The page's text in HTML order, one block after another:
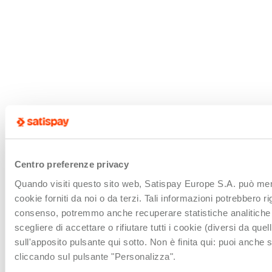
Centro preferenze privacy
Quando visiti questo sito web, Satispay Europe S.A. può
cookie forniti da noi o da terzi. Tali informazioni potrebbero
consenso, potremmo anche recuperare statistiche
scegliere di accettare o rifiutare tutti i cookie (diversi da
sull'apposito pulsante qui sotto. Non è finita qui: puoi
cliccando sul pulsante "Personalizza".